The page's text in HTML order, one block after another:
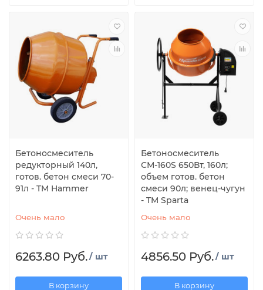
Бетоносмеситель
редукторный 140л,
готов. бетон смеси 70-
91л - TM Hammer
Очень мало
6263.80 Руб./ шт
В корзину
Бетоносмеситель
СМ-160S 650Вт, 160л;
объем готов. бетон
смеси 90л; венец-чугун
- TM Sparta
Очень мало
4856.50 Руб./ шт
В корзину